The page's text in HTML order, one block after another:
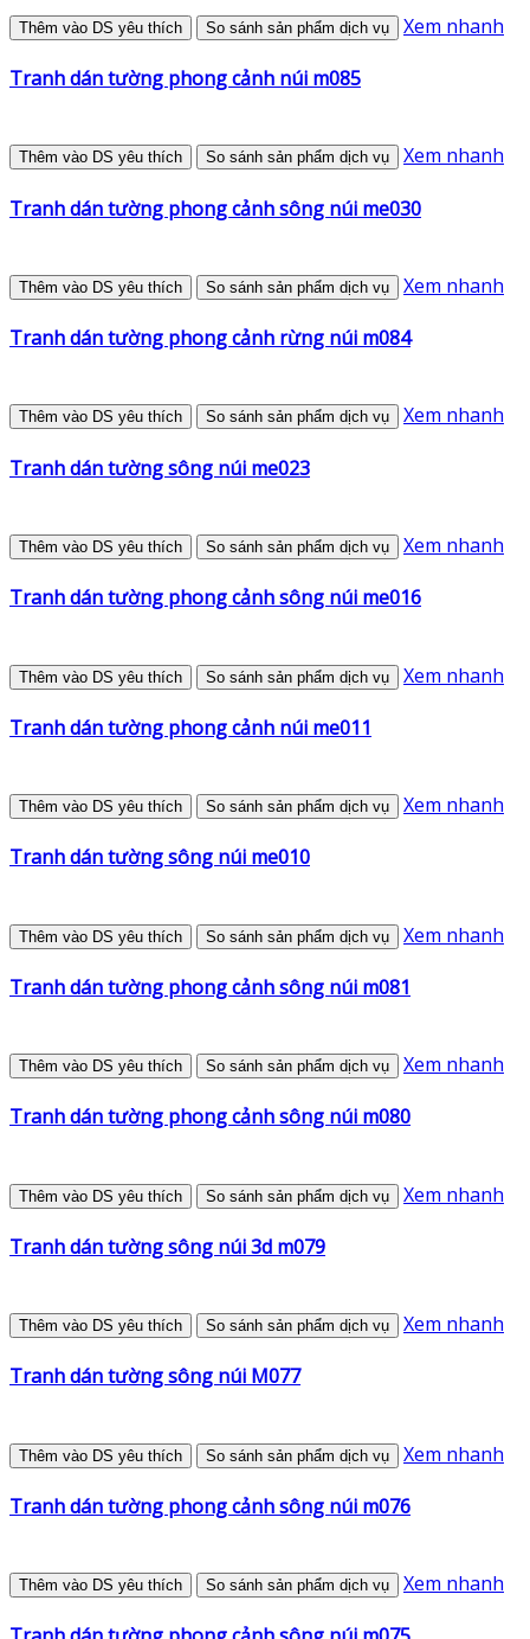
Thêm vào DS yêu thích So sánh sản phẩm dịch vụ Xem nhanh
Tranh dán tường phong cảnh núi m085
Thêm vào DS yêu thích So sánh sản phẩm dịch vụ Xem nhanh
Tranh dán tường phong cảnh sông núi me030
Thêm vào DS yêu thích So sánh sản phẩm dịch vụ Xem nhanh
Tranh dán tường phong cảnh rừng núi m084
Thêm vào DS yêu thích So sánh sản phẩm dịch vụ Xem nhanh
Tranh dán tường sông núi me023
Thêm vào DS yêu thích So sánh sản phẩm dịch vụ Xem nhanh
Tranh dán tường phong cảnh sông núi me016
Thêm vào DS yêu thích So sánh sản phẩm dịch vụ Xem nhanh
Tranh dán tường phong cảnh núi me011
Thêm vào DS yêu thích So sánh sản phẩm dịch vụ Xem nhanh
Tranh dán tường sông núi me010
Thêm vào DS yêu thích So sánh sản phẩm dịch vụ Xem nhanh
Tranh dán tường phong cảnh sông núi m081
Thêm vào DS yêu thích So sánh sản phẩm dịch vụ Xem nhanh
Tranh dán tường phong cảnh sông núi m080
Thêm vào DS yêu thích So sánh sản phẩm dịch vụ Xem nhanh
Tranh dán tường sông núi 3d m079
Thêm vào DS yêu thích So sánh sản phẩm dịch vụ Xem nhanh
Tranh dán tường sông núi M077
Thêm vào DS yêu thích So sánh sản phẩm dịch vụ Xem nhanh
Tranh dán tường phong cảnh sông núi m076
Thêm vào DS yêu thích So sánh sản phẩm dịch vụ Xem nhanh